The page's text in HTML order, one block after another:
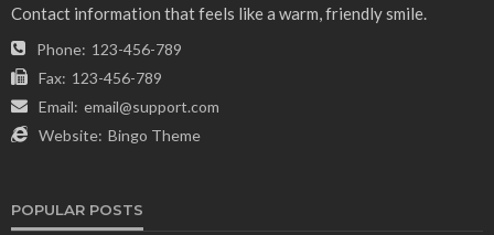
Contact information that feels like a warm, friendly smile.
Phone: 123-456-789
Fax: 123-456-789
Email: email@support.com
Website: Bingo Theme
POPULAR POSTS